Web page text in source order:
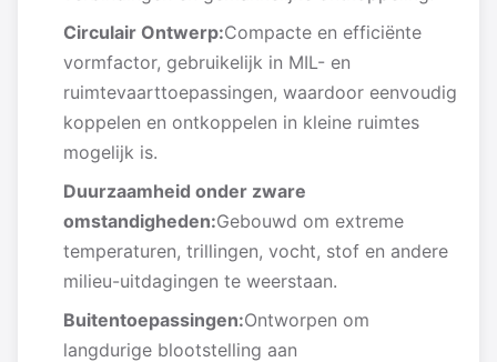
Circulair Ontwerp:Compacte en efficiënte
vormfactor, gebruikelijk in MIL- en
ruimtevaarttoepassingen, waardoor eenvoudig
koppelen en ontkoppelen in kleine ruimtes
mogelijk is.
Duurzaamheid onder zware
omstandigheden:Gebouwd om extreme
temperaturen, trillingen, vocht, stof en andere
milieu-uitdagingen te weerstaan.
Buitentoepassingen:Ontworpen om
langdurige blootstelling aan